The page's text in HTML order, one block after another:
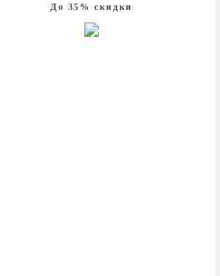
До 35% скидки